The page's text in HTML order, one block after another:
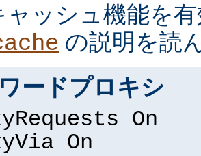
ャッシュ機能を
の説明を読
ードプロキシ
On
On